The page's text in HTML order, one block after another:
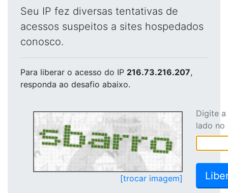
Seu IP fez diversas tentativas de
acessos suspeitos a sites hospedados
conosco.
Para liberar o acesso do IP 216.73.216.207,
responda ao desafio abaixo.
[trocar imagem]
Digite
lado no